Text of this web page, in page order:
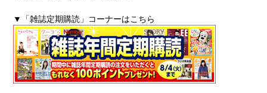
▼「雑誌定期購読」コーナーはこちら